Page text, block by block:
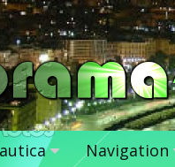
Navigation